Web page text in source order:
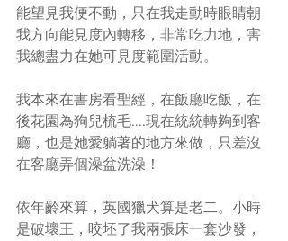
能望見我便不動，只在我走動時眼睛朝
我方向能見度內轉移，非常吃力地，害
我總盡力在她可見度範圍活動。
我本來在書房看聖經，在飯廳吃飯，在
後花園為狗兒梳毛....現在統統轉夠到客
廳，也是她愛躺著的地方來做，只差沒
在客廳弄個澡盆洗澡！
依年齡來算，英國獵犬算是老二。小時
是破壞王，咬坯了我兩張床一套沙發，